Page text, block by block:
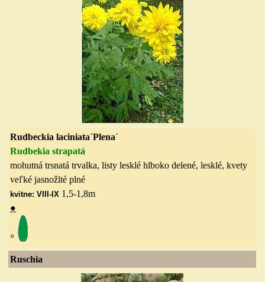
Rudbeckia laciniata´Plena´
Rudbekia strapatá
mohutná trsnatá trvalka, listy lesklé hlboko delené, lesklé, kvety
veľké jasnožlté plné
kvitne: VIII-IX 1,5-1,8m
●
◦
Ruschia